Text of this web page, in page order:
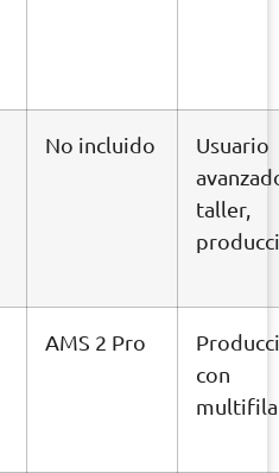
No incluido
Usuario
taller,
AMS 2 Pro
con